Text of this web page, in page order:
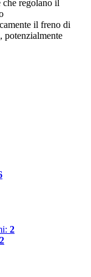
regolano il
il freno di
potenzialmente
2
2